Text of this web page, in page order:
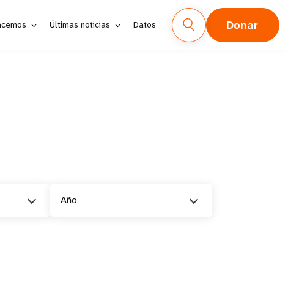
Últimas noticias Datos Donar
Año